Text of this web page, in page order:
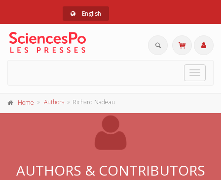
English
Toggle
Home Authors Richard Nadeau
AUTHORS & CONTRIBUTORS